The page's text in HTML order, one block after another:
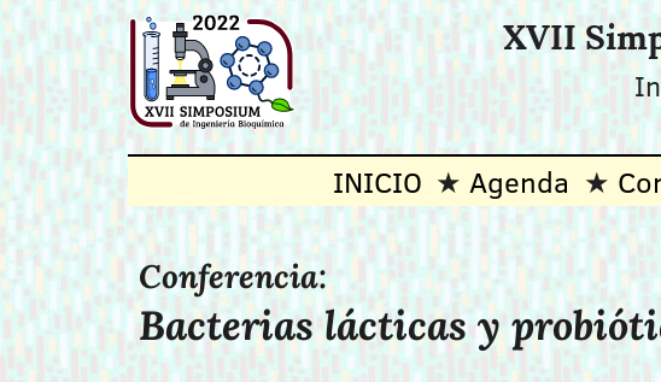
XVII
INICIO Agenda
Conferencia:
Bacterias lácticas y